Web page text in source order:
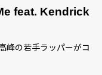
feat. Kendrick
峰の若手ラッパーがコ